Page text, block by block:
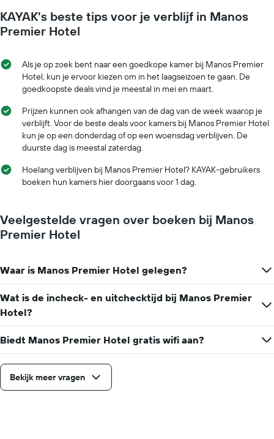
1
Y-
as
de
gemiddelde
prijs
van
een
kamer
verblijfsdatum
nadert.
toont
X-
met
het
aantal
dagen
het
verblijf
toont
1
Y-
de
gemiddelde
prijs
van
een
KAYAK's beste tips voor je verblijf in Manos
Premier Hotel
Als je op zoek bent naar een goedkope kamer bij Manos Premier
Hotel, kun je ervoor kiezen om in het laagseizoen te gaan. De
goedkoopste deals vind je meestal in mei en maart.
Prijzen kunnen ook afhangen van de dag van de week waarop je
verblijft. Voor de beste deals voor kamers bij Manos Premier Hotel
kun je op een donderdag of op een woensdag verblijven. De
duurste dag is meestal zaterdag.
Hoelang verblijven bij Manos Premier Hotel? KAYAK-gebruikers
boeken hun kamers hier doorgaans voor 1 dag.
Veelgestelde vragen over boeken bij Manos
Premier Hotel
Waar is Manos Premier Hotel gelegen?
Wat is de incheck- en uitchecktijd bij Manos Premier
Hotel?
Biedt Manos Premier Hotel gratis wifi aan?
Bekijk meer vragen